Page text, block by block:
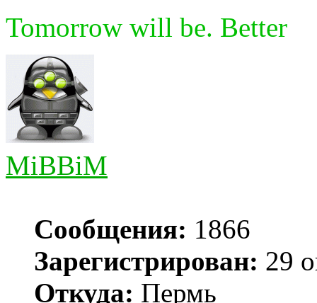
Tomorrow will be. Better
MiBBiM
Сообщения: 1866
Зарегистрирован: 29
Откуда: Пермь